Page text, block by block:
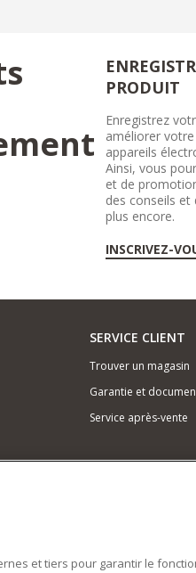
PRODUIT
Enregistrez
améliorer
appareils
Ainsi, vous
et de
des conseils et
plus encore.
INSCRIVEZ-
SERVICE CLIENT
Trouver un magasin
Garantie et
Service après-vente
et tiers pour garantir le